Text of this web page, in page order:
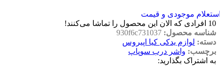
موجودی و قیمت
10 افرادی که الان این محصول را تماشا می‌کنند!
شناسه محصول: 930f6c731037
دسته: لوازم یدکی کیا اپیروس
برچسب: واشر درب سوپاپ
به اشتراک بگذارید: